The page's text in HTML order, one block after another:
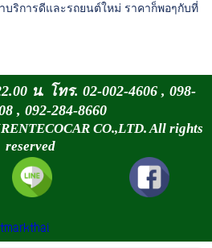
บริการดีและรถยนต์ใหม่ ราคาก็พอๆกับที่
น. โทร. 02-002-4606 , 098-
, 092-284-8660
CO.,LTD. All rights
reserved